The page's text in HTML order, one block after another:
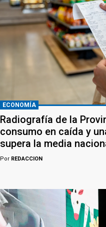
ECONOMÍA
Radiografía de la
consumo en caída y
supera la media
Por REDACCION